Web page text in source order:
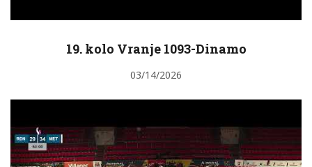
19. kolo Vranje 1093-Dinamo
03/14/2026